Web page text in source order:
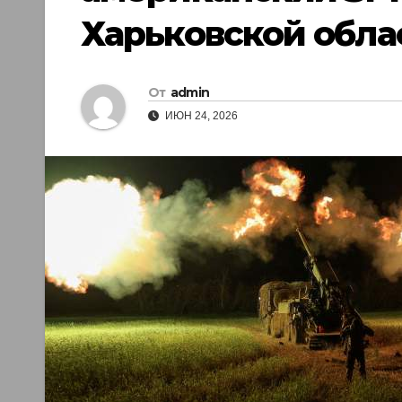
Харьковской
От admin
ИЮН 24, 2026